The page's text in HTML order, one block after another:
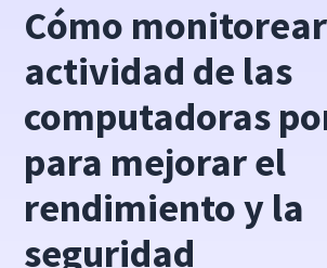
Cómo
actividad de las
computadoras
para mejorar el
rendimiento y la
seguridad